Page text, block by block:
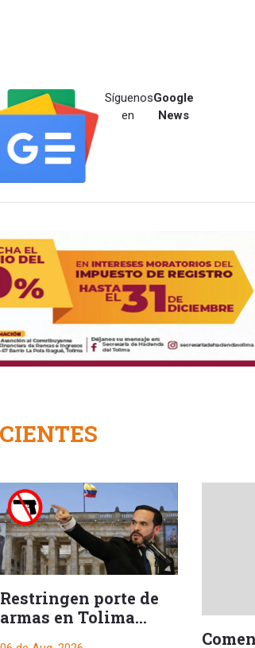
Síguenos
en
Google
News
Restringen porte de
armas en Tolima